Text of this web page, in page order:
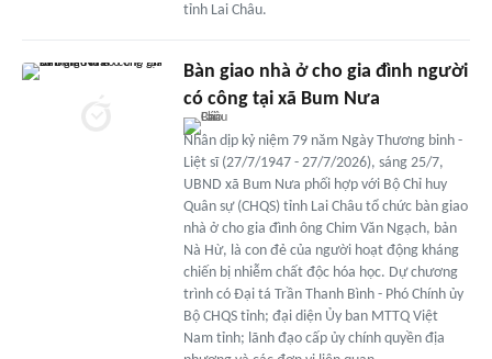
tỉnh Lai Châu.
Bàn giao nhà ở cho gia đình người
có công tại xã Bum Nưa
Nhân dịp kỷ niệm 79 năm Ngày Thương binh -
Liệt sĩ (27/7/1947 - 27/7/2026), sáng 25/7,
UBND xã Bum Nưa phối hợp với Bộ Chỉ huy
Quân sự (CHQS) tỉnh Lai Châu tổ chức bàn giao
nhà ở cho gia đình ông Chim Văn Ngạch, bản
Nà Hừ, là con đẻ của người hoạt động kháng
chiến bị nhiễm chất độc hóa học. Dự chương
trình có Đại tá Trần Thanh Bình - Phó Chính ủy
Bộ CHQS tỉnh; đại diện Ủy ban MTTQ Việt
Nam tỉnh; lãnh đạo cấp ủy chính quyền địa